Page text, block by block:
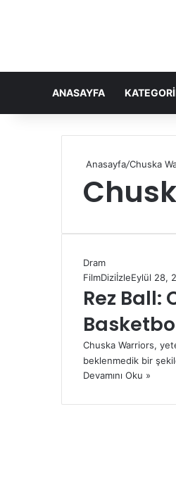
ANASAYFA
Anasayfa/Chuska
Dram
FilmDiziİzleEylül 28,
Rez Ball:
Chuska Warriors,
beklenmedik bir
Devamını Oku »